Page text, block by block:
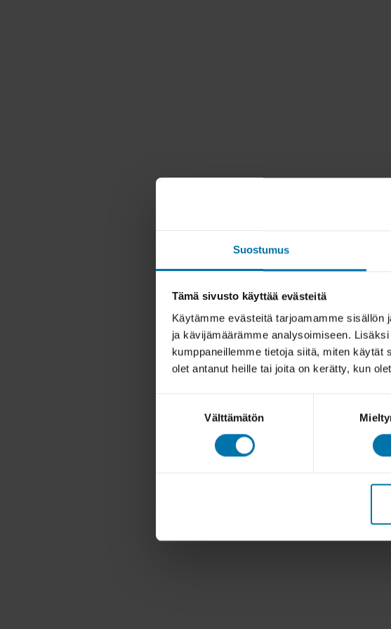
Suostumus
Tämä sivusto käyttää evästeitä
Käytämme evästeitä tarjoamamme sisällön
ja kävijämäärämme analysoimiseen.
kumppaneillemme tietoja siitä, miten käytät
olet antanut heille tai joita on kerätty, kun
Välttämätön